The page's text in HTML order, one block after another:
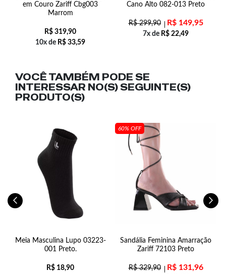
em Couro Zariff Cbg003
Marrom
R$ 319,90
10x de R$ 33,59
Cano Alto 082-013 Preto
R$299,90 R$149,95
7x de R$ 22,49
VOCÊ TAMBÉM PODE SE
INTERESSAR NO(S) SEGUINTE(S)
PRODUTO(S)
Meia Masculina Lupo 03223-
001 Preto.
R$ 18,90
60% OFF
Sandália Feminina Amarração
Zariff 72103 Preto
R$329,90 R$131,96